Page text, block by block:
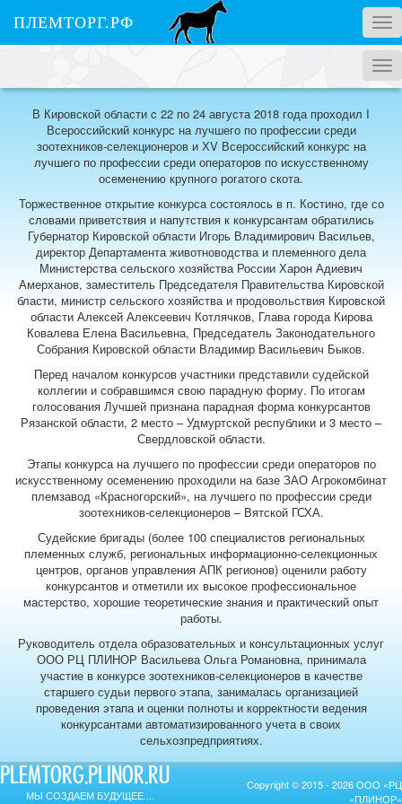
ПЛЕМТОРГ.РФ
В Кировской области c 22 по 24 августа 2018 года проходил I
Всероссийский конкурс на лучшего по профессии среди
зоотехников-селекционеров и ХV Всероссийский конкурс на
лучшего по профессии среди операторов по искусственному
осеменению крупного рогатого скота.
Торжественное открытие конкурса состоялось в п. Костино, где со
словами приветствия и напутствия к конкурсантам обратились
Губернатор Кировской области Игорь Владимирович Васильев,
директор Департамента животноводства и племенного дела
Министерства сельского хозяйства России Харон Адиевич
Амерханов, заместитель Председателя Правительства Кировской
бласти, министр сельского хозяйства и продовольствия Кировской
области Алексей Алексеевич Котлячков, Глава города Кирова
Ковалева Елена Васильевна, Председатель Законодательного
Собрания Кировской области Владимир Васильевич Быков.
Перед началом конкурсов участники представили судейской
коллегии и собравшимся свою парадную форму. По итогам
голосования Лучшей признана парадная форма конкурсантов
Рязанской области, 2 место – Удмуртской республики и 3 место –
Свердловской области.
Этапы конкурса на лучшего по профессии среди операторов по
искусственному осеменению проходили на базе ЗАО Агрокомбинат
племзавод «Красногорский», на лучшего по профессии среди
зоотехников-селекционеров – Вятской ГСХА.
Судейские бригады (более 100 специалистов региональных
племенных служб, региональных информационно-селекционных
центров, органов управления АПК регионов) оценили работу
конкурсантов и отметили их высокое профессиональное
мастерство, хорошие теоретические знания и практический опыт
работы.
Руководитель отдела образовательных и консультационных услуг
ООО РЦ ПЛИНОР Васильева Ольга Романовна, принимала
участие в конкурсе зоотехников-селекционеров в качестве
старшего судьи первого этапа, занималась организацией
проведения этапа и оценки полноты и корректности ведения
конкурсантами автоматизированного учета в своих
сельхозпредприятиях.
PLEMTORG.PLINOR.RU
МЫ СОЗДАЕМ БУДУЩЕЕ....
Copyright © 2015 - 2026 ООО «РЦ
«ПЛИНОР»